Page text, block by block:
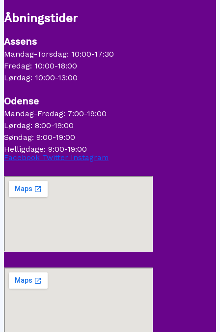
Åbningstider
Assens
Mandag-Torsdag: 10:00-17:30
Fredag: 10:00-18:00
Lørdag: 10:00-13:00
Odense
Mandag-Fredag: 7:00-19:00
Lørdag: 8:00-19:00
Søndag: 9:00-19:00
Helligdage: 9:00-19:00
Facebook Twitter Instagram